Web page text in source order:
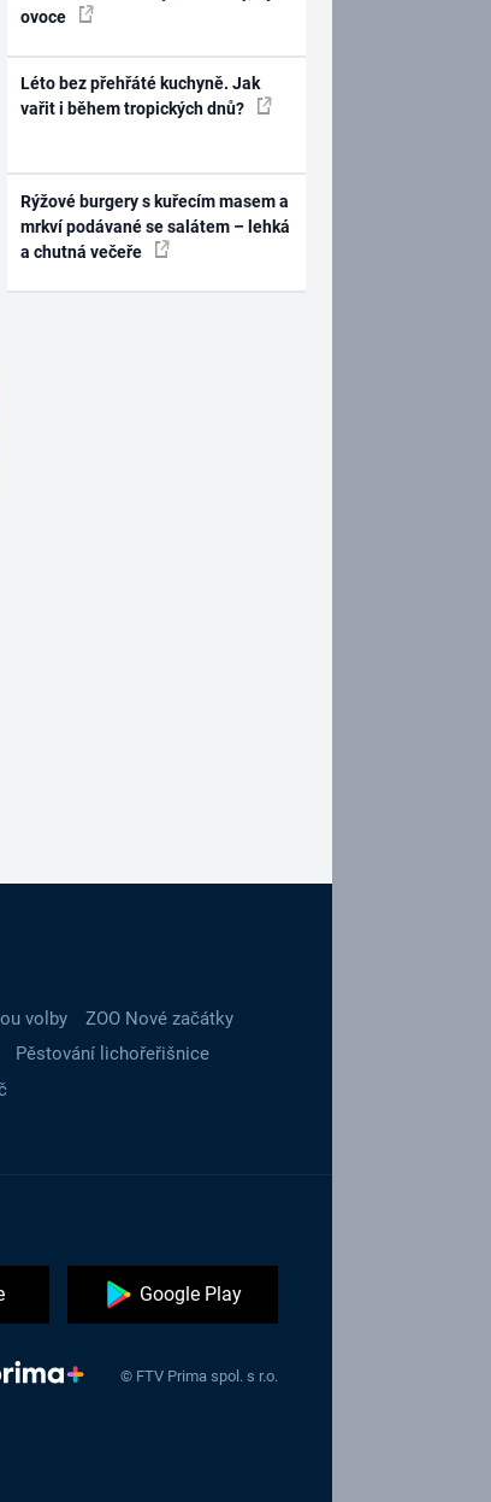
ovoce
Léto bez přehřáté kuchyně. Jak
vařit i během tropických dnů?
Rýžové burgery s kuřecím masem a
mrkví podávané se salátem – lehká
a chutná večeře
volby
ZOO Nové začátky
Pěstování lichořeřišnice
Google Play
© FTV Prima spol. s r.o.